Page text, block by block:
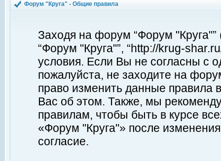
Форум "Круга" - Общие правила
Заходя на форум “Форум
“Форум "Круга"”, “http://krug-
условия. Если Вы не согласны с
пожалуйста, не заходите на
право изменить данные правила
Вас об этом. Также, мы
правилам, чтобы быть в курсе
«Форум "Круга"» после
согласие.